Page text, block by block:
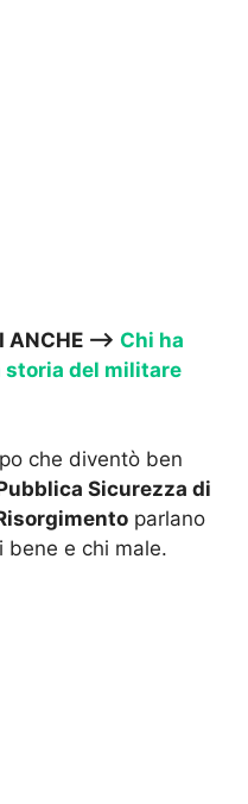
ANCHE —-> Chi ha
storia del militare
che diventò ben
Sicurezza di
parlano
bene e chi male.